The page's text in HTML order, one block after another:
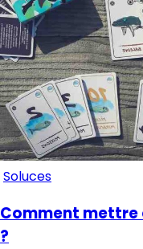
Soluces
Comment mettre
?